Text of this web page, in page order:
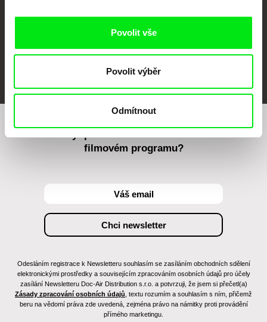
Povolit vše
Povolit výběr
Odmítnout
Chcete být pravidelně informováni o našem
filmovém programu?
Odesláním registrace k Newsletteru souhlasím se zasíláním obchodních sdělení
elektronickými prostředky a souvisejícím zpracováním osobních údajů pro účely
zasílání Newsletteru Doc-Air Distribution s.r.o. a potvrzuji, že jsem si přečetl(a)
Zásady zpracování osobních údajů , textu rozumím a souhlasím s ním, přičemž
beru na vědomí práva zde uvedená, zejména právo na námitky proti provádění
přímého marketingu.